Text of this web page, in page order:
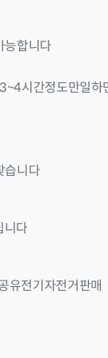
능합니다
시간정도만일하
습니다
니다
유전기자전거판매